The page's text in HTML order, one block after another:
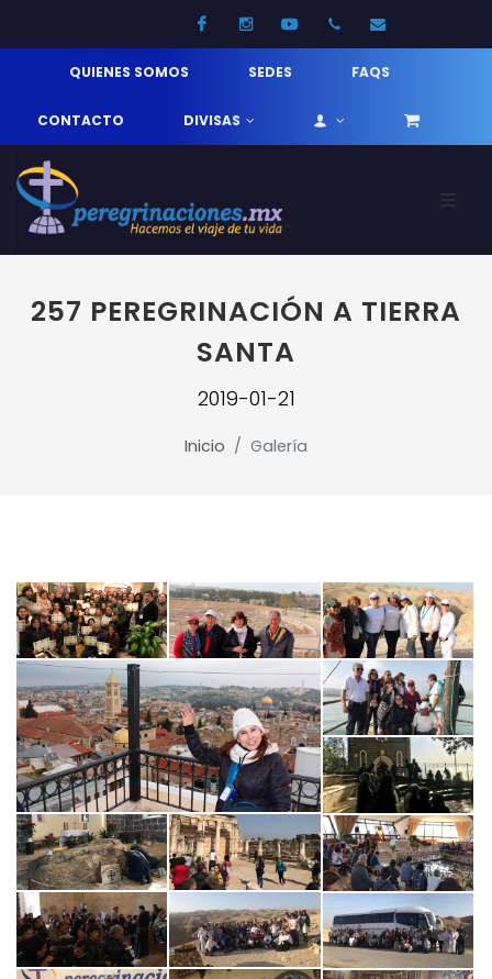
FacebookInstagramYoutube52 33 31210744
QUIENES SOMOS SEDES FAQS
CONTACTO DIVISAS
257 PEREGRINACIÓN A TIERRA
SANTA
2019-01-21
Inicio Galería